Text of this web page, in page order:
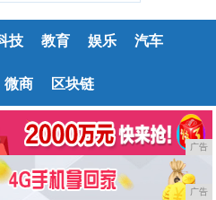
技 教育 娱乐 汽车
微商 区块链
广告
广告